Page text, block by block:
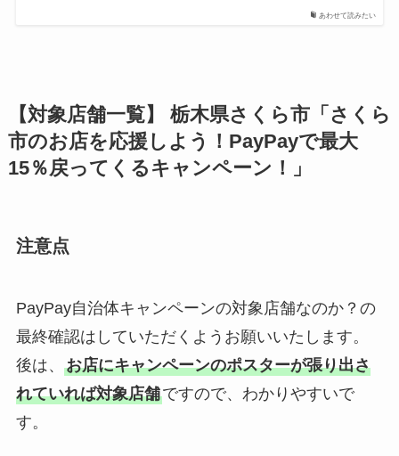
あわせて読みたい
【対象店舗一覧】 栃木県さくら市「さくら
市のお店を応援しよう！PayPayで最大
15％戻ってくるキャンペーン！」
注意点
PayPay自治体キャンペーンの対象店舗なのか？の
最終確認はしていただくようお願いいたします。
後は、 お店にキャンペーンのポスターが張り出さ
れていれば対象店舗ですので、わかりやすいで
す。